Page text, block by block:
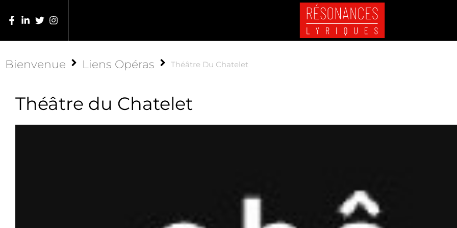
Bienvenue Liens Opéras Théâtre Du Chatelet
Théâtre du Chatelet